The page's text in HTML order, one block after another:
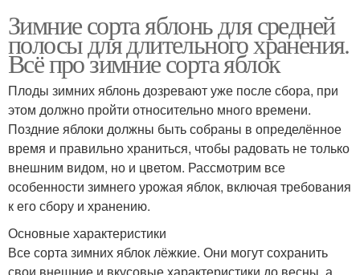
Зимние сорта яблонь для средней
полосы для длительного хранения.
Всё про зимние сорта яблок
Плоды зимних яблонь дозревают уже после сбора, при
этом должно пройти относительно много времени.
Поздние яблоки должны быть собраны в определённое
время и правильно храниться, чтобы радовать не только
внешним видом, но и цветом. Рассмотрим все
особенности зимнего урожая яблок, включая требования
к его сбору и хранению.
Основные характеристики
Все сорта зимних яблок лёжкие. Они могут сохранить